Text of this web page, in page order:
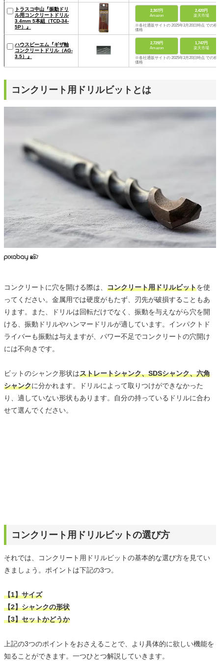
トラスコ中山『振動ドリ
ル用コンクリートドリル
3.4mm 5本組（TCD-34-
5P）』
2,307円
Amazon
2,420円
楽天市場
※各社通販サイトの 2025年3月20日時点 での税
価格
ハウスビーエム『ギザ軸
コンクリートドリル（AG-
3.5）』
2,729円
Amazon
1,747円
楽天市場
※各社通販サイトの 2025年3月20日時点 での税
価格
コンクリート用ドリルビットとは
コンクリートに穴を開ける際は、 コンクリート用ドリルビットを使
ってください。金属用では硬度がもたず、刃先が破損することもあ
ります。また、ドリルは回転だけでなく、振動を与えながら穴を開
ける、振動ドリルやハンマードリルが適しています。インパクトド
ライバーも振動は与えますが、パワー不足でコンクリートの穴開け
には不向きです。
ビットのシャンク形状はストレートシャンク、SDSシャンク、六角
シャンクに分かれます。ドリルによって取りつけができなかった
り、適していない形状もあります。自分の持っているドリルに合わ
せて選んでください。
コンクリート用ドリルビットの選び方
それでは、コンクリート用ドリルビットの基本的な選び方を見てい
きましょう。ポイントは下記の3つ。
【1】サイズ
【2】シャンクの形状
【3】セットかどうか
上記の3つのポイントをおさえることで、より具体的に欲しい機能を
知ることができます。一つひとつ解説していきます。